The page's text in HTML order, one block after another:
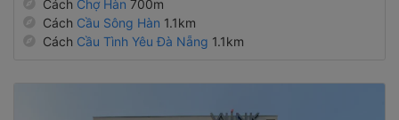
Cách Cầu Sông Hàn1.1km
Cách Cầu Tình Yêu Đà Nẵng